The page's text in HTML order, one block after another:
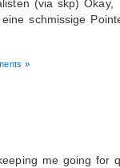
(via skp) Okay,
schmissige
»
me going for